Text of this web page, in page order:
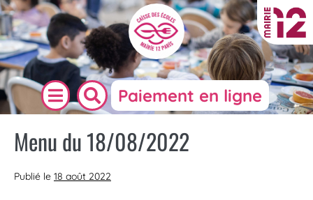
Paiement en ligne
Menu du 18/08/2022
Publié le 18 août 2022